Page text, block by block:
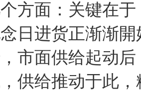
方面：关键在
日进货正渐渐
市面供给起动
供给推动于此